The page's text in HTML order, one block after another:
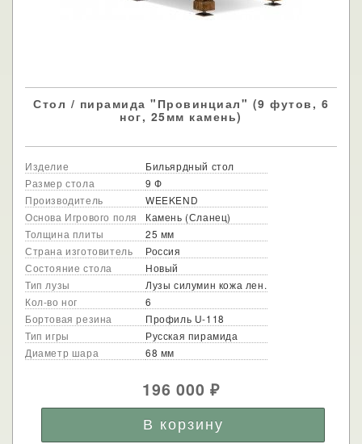
Стол / пирамида "Провинциал" (9 футов, 6
ног, 25мм камень)
Изделие
Бильярдный стол
Размер стола
9 Ф
Производитель
WEEKEND
Основа Игрового поля
Камень (Сланец)
Толщина плиты
25 мм
Страна изготовитель
Россия
Состояние стола
Новый
Тип лузы
Лузы силумин кожа лен.
Кол-во ног
6
Бортовая резина
Профиль U-118
Тип игры
Русская пирамида
Диаметр шара
68 мм
196 000₽